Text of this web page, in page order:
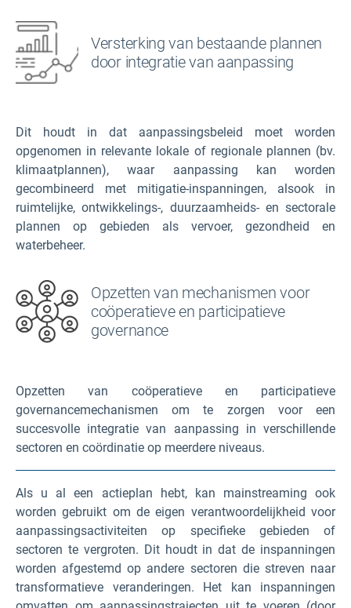
Versterking van bestaande plannen
door integratie van aanpassing
Dit houdt in dat aanpassingsbeleid moet worden
opgenomen in relevante lokale of regionale plannen (bv.
klimaatplannen), waar aanpassing kan worden
gecombineerd met mitigatie-inspanningen, alsook in
ruimtelijke, ontwikkelings-, duurzaamheids- en sectorale
plannen op gebieden als vervoer, gezondheid en
waterbeheer.
Opzetten van mechanismen voor
coöperatieve en participatieve
governance
Opzetten van coöperatieve en participatieve
governancemechanismen om te zorgen voor een
succesvolle integratie van aanpassing in verschillende
sectoren en coördinatie op meerdere niveaus.
Als u al een actieplan hebt, kan mainstreaming ook
worden gebruikt om de eigen verantwoordelijkheid voor
aanpassingsactiviteiten op specifieke gebieden of
sectoren te vergroten. Dit houdt in dat de inspanningen
worden afgestemd op andere sectoren die streven naar
transformatieve veranderingen. Het kan inspanningen